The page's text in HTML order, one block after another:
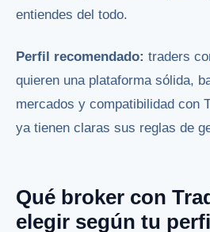
entiendes del todo.
Perfil recomendado: traders
quieren una plataforma sólida,
mercados y compatibilidad con
ya tienen claras sus reglas de
Qué broker con
elegir según tu